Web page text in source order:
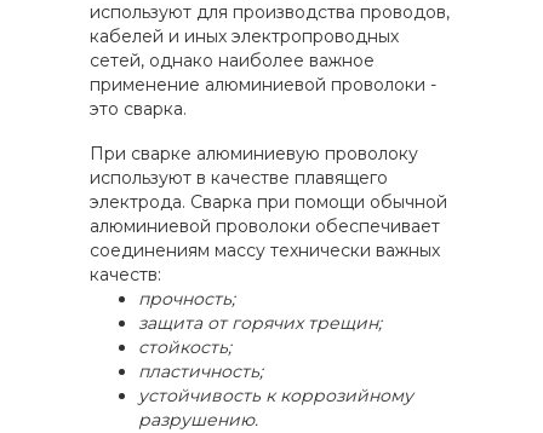
используют для производства проводов,
кабелей и иных электропроводных
сетей, однако наиболее важное
применение алюминиевой проволоки -
это сварка.
При сварке алюминиевую проволоку
используют в качестве плавящего
электрода. Сварка при помощи обычной
алюминиевой проволоки обеспечивает
соединениям массу технически важных
качеств:
прочность;
защита от горячих трещин;
стойкость;
пластичность;
устойчивость к коррозийному
разрушению.